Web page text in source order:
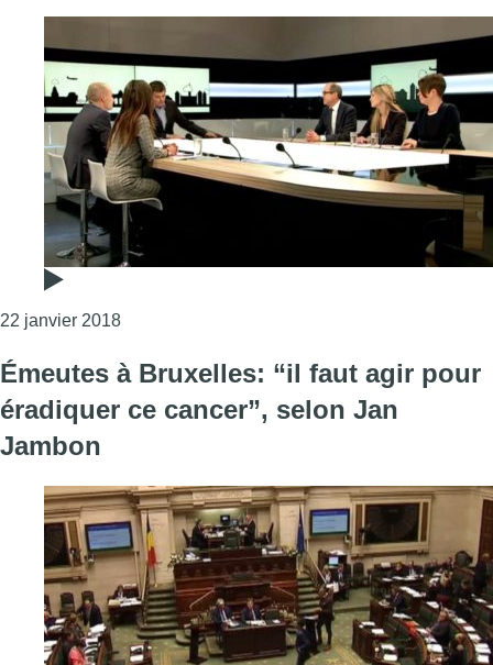
22 janvier 2018Consulter l'article "Bientôt une diminution du
Émeutes à Bruxelles: “il faut agir pour
éradiquer ce cancer”, selon Jan
Jambon